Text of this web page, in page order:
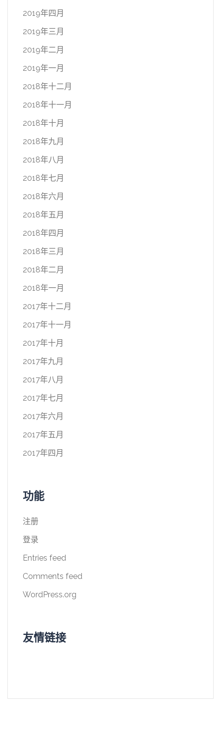
2019年四月
2019年三月
2019年二月
2019年一月
2018年十二月
2018年十一月
2018年十月
2018年九月
2018年八月
2018年七月
2018年六月
2018年五月
2018年四月
2018年三月
2018年二月
2018年一月
2017年十二月
2017年十一月
2017年十月
2017年九月
2017年八月
2017年七月
2017年六月
2017年五月
2017年四月
功能
注册
登录
Entries feed
Comments feed
WordPress.org
友情链接